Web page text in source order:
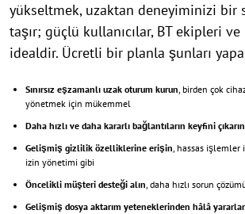
yükseltmek, uzaktan deneyiminizi bir
taşır; güçlü kullanıcılar, BT ekipleri
idealdir. Ücretli bir planla şunları
Sınırsız eşzamanlı uzak oturum kurun, birden çok
yönetmek için mükemmel
Daha hızlı ve daha kararlı bağlantıların keyfini çıkarın
Gelişmiş gizlilik özelliklerine erişin, hassas işlemler
izin yönetimi gibi
Öncelikli müşteri desteği alın, daha hızlı sorun
Gelişmiş dosya aktarım yeteneklerinden hâlâ